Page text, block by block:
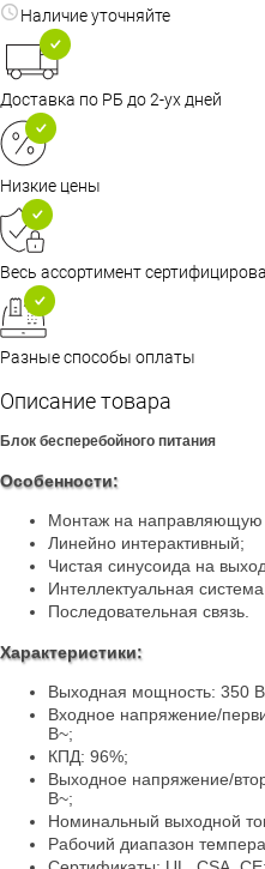
Наличие уточняйте
Доставка по РБ до 2-ух дней
Низкие цены
Весь ассортимент
Разные способы оплаты
Описание товара
Блок бесперебойного питания
Особенности:
Монтаж на
Линейно интерактивный;
Чистая синусоида на
Интеллектуальная
Последовательная связь.
Характеристики:
Выходная мощность: 350
Входное напряжение/
В~;
КПД: 96%;
Выходное напряжение/
В~;
Номинальный выходной
Рабочий диапазон